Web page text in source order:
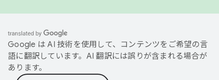
Google は AI 技術を使用して、コンテンツをご希望の言
語に翻訳しています。AI 翻訳には誤りが含まれる場合が
あります。